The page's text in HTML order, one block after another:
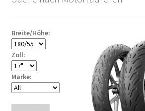
Breite/Höhe:
Zoll:
Marke: